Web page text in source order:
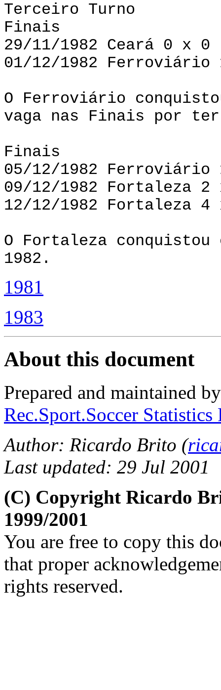
Terceiro Turno
Finais
29/11/1982 Ceará 0 x
01/12/1982 Ferroviário
O Ferroviário
vaga nas Finais por ter
Finais
05/12/1982
09/12/1982 Fortaleza
12/12/1982 Fortaleza
O Fortaleza conquistou
1982.
1981
1983
About this document
Prepared and maintained
Rec.Sport.Soccer
Author: Ricardo Brito (
Last updated: 29 Jul 2001
(C) Copyright Ricardo
1999/2001
You are free to copy this
that proper
rights reserved.